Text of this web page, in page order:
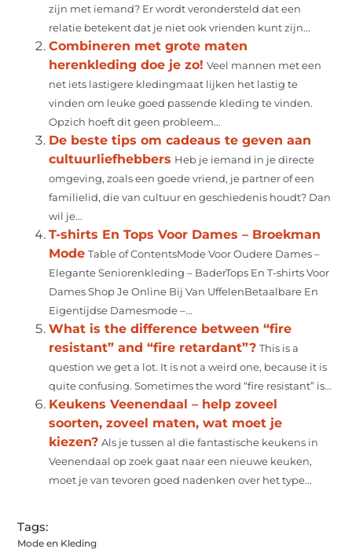
zijn met iemand? Er wordt verondersteld dat een
relatie betekent dat je niet ook vrienden kunt zijn...
Combineren met grote maten
herenkleding doe je zo! Veel mannen met een
net iets lastigere kledingmaat lijken het lastig te
vinden om leuke goed passende kleding te vinden.
Opzich hoeft dit geen probleem...
De beste tips om cadeaus te geven aan
cultuurliefhebbers Heb je iemand in je directe
omgeving, zoals een goede vriend, je partner of een
familielid, die van cultuur en geschiedenis houdt? Dan
wil je...
T-shirts En Tops Voor Dames – Broekman
Mode Table of ContentsMode Voor Oudere Dames –
Elegante Seniorenkleding – BaderTops En T-shirts Voor
Dames Shop Je Online Bij Van UffelenBetaalbare En
Eigentijdse Damesmode –...
What is the difference between “fire
resistant” and “fire retardant”? This is a
question we get a lot. It is not a weird one, because it is
quite confusing. Sometimes the word “fire resistant” is...
Keukens Veenendaal – help zoveel
soorten, zoveel maten, wat moet je
kiezen? Als je tussen al die fantastische keukens in
Veenendaal op zoek gaat naar een nieuwe keuken,
moet je van tevoren goed nadenken over het type...
Tags:
Mode en Kleding